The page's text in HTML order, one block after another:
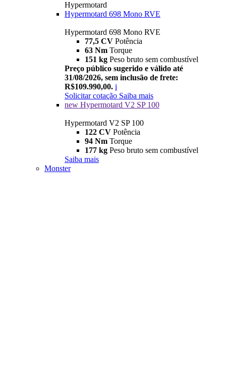
Hypermotard
Hypermotard 698 Mono RVE
Hypermotard 698 Mono RVE
77,5 CV Potência
63 Nm Torque
151 kg Peso bruto sem combustível
Preço público sugerido e válido até
31/08/2026, sem inclusão de frete:
R$109.990,00. i
Solicitar cotação Saiba mais
new Hypermotard V2 SP 100
Hypermotard V2 SP 100
122 CV Potência
94 Nm Torque
177 kg Peso bruto sem combustível
Saiba mais
Monster